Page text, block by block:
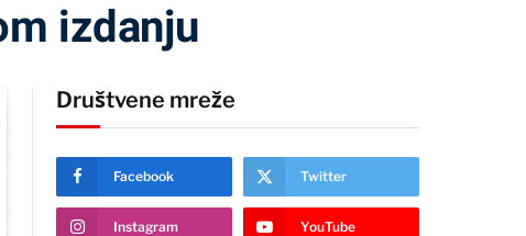
izdanju
Društvene mreže
Facebook Twitter
Instagram YouTube